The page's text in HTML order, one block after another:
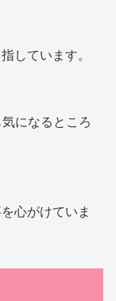
しています。
になるところ
心がけていま